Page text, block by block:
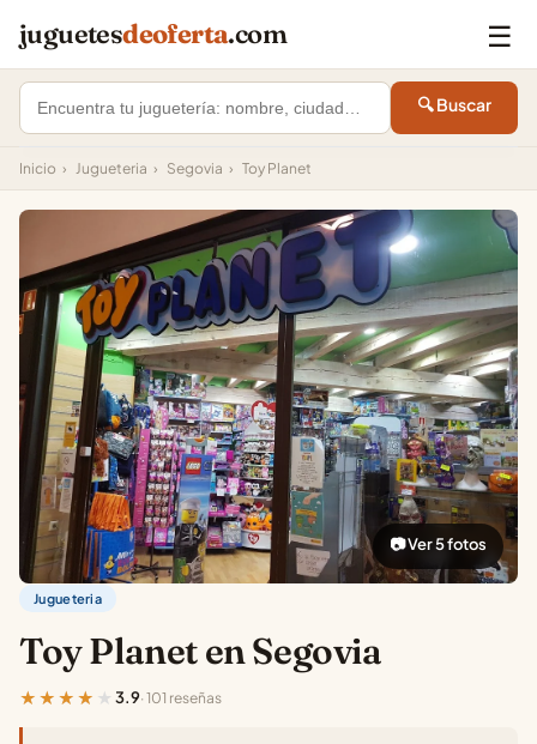
juguetesdeoferta.com ☰
🔍 Buscar
Inicio › Jugueteria › Segovia › Toy Planet
📷 Ver 5 fotos
Jugueteria
Toy Planet en Segovia
★★★★★ 3.9· 101 reseñas